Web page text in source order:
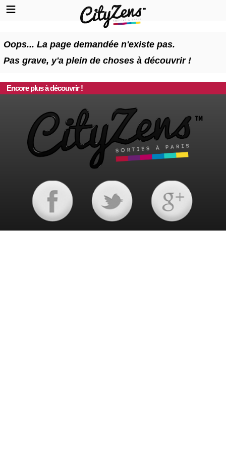
Oops... La page demandée n'existe pas.
Pas grave, y'a plein de choses à découvrir !
Encore plus à découvrir !